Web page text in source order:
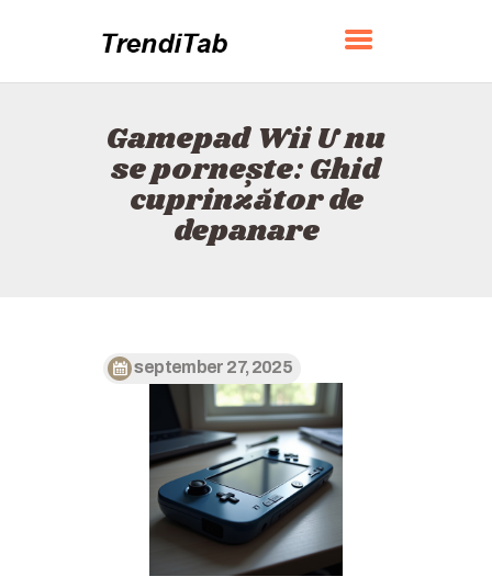
Gamepad Wii U nu
se pornește: Ghid
cuprinzător de
depanare
TRENDITAB
ACASĂ
DESPRE
CONTACT
POLITICĂ
september 27, 2025